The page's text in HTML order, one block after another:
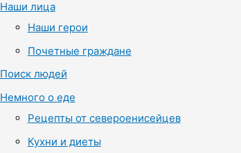
Наши лица
Наши герои
Почетные граждане
Поиск людей
Немного о еде
Рецепты от североенисейцев
Кухни и диеты